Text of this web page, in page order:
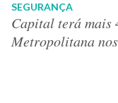
SEGURANÇA
Capital terá mais
Metropolitana